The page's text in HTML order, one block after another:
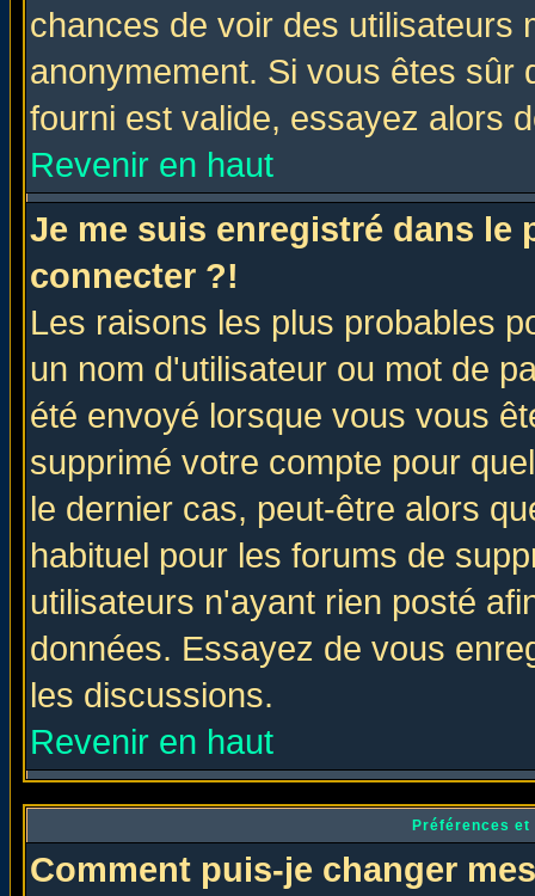
chances de voir des utilisateurs
anonymement. Si vous êtes sûr
fourni est valide, essayez alors
Revenir en haut
Je me suis enregistré dans le
connecter ?!
Les raisons les plus probables
un nom d'utilisateur ou mot de
été envoyé lorsque vous vous
supprimé votre compte pour
le dernier cas, peut-être alors
habituel pour les forums de
utilisateurs n'ayant rien posté
données. Essayez de vous
les discussions.
Revenir en haut
Préférences
Comment puis-je changer